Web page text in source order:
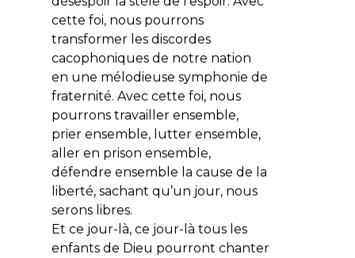
cette foi, nous pourrons
transformer les discordes
cacophoniques de notre nation
en une mélodieuse symphonie de
fraternité. Avec cette foi, nous
pourrons travailler ensemble,
prier ensemble, lutter ensemble,
aller en prison ensemble,
défendre ensemble la cause de la
liberté, sachant qu’un jour, nous
serons libres.
Et ce jour-là, ce jour-là tous les
enfants de Dieu pourront chanter